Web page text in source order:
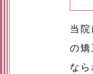
当
の矯
な